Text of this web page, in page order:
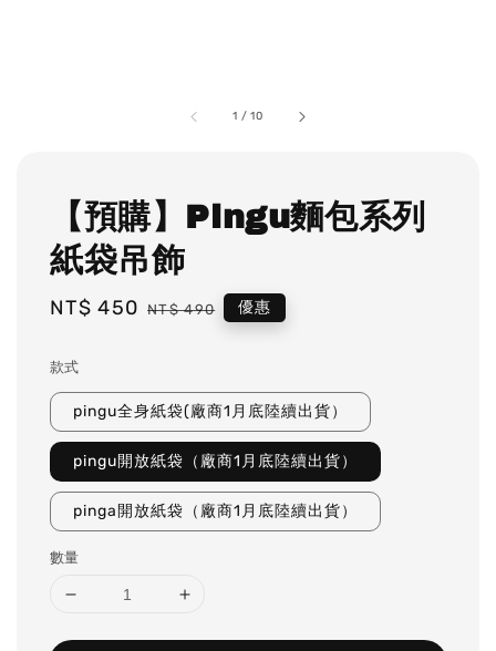
1 /10
【預購】Pingu麵包系列
紙袋吊飾
Sale
NT$ 450 Regular
NT$ 490 優惠
款式
pingu全身紙袋(廠商1月底陸續出貨）
pingu開放紙袋（廠商1月底陸續出貨）
pinga開放紙袋（廠商1月底陸續出貨）
數量